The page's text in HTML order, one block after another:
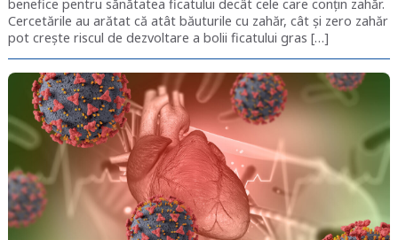
benefice pentru sănătatea ficatului decât cele care conțin zahăr.
Cercetările au arătat că atât băuturile cu zahăr, cât și zero zahăr
pot crește riscul de dezvoltare a bolii ficatului gras […]